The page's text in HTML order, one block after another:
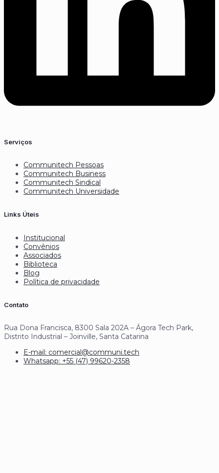
Serviços
Communitech Pessoas
Communitech Business
Communitech Sindical
Communitech Universidade
Links Úteis
Institucional
Convênios
Associados
Biblioteca
Blog
Política de privacidade
Contato
Rua Dona Francisca, 8300 Sala 202A – Ágora Tech Park,
Distrito Industrial – Joinville, Santa Catarina
E-mail: comercial@communi.tech
Whatsapp: +55 (47) 99620-2358